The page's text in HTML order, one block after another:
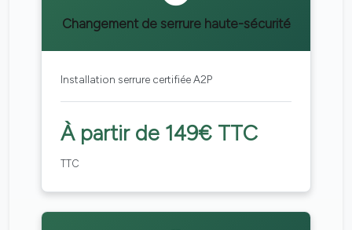
Changement de serrure haute-sécurité
Installation serrure certifiée A2P
À partir de 149€ TTC
TTC